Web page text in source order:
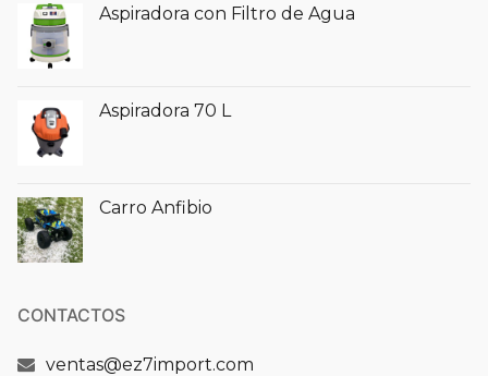
Aspiradora con Filtro de Agua
Aspiradora 70 L
Carro Anfibio
CONTACTOS
ventas@ez7import.com